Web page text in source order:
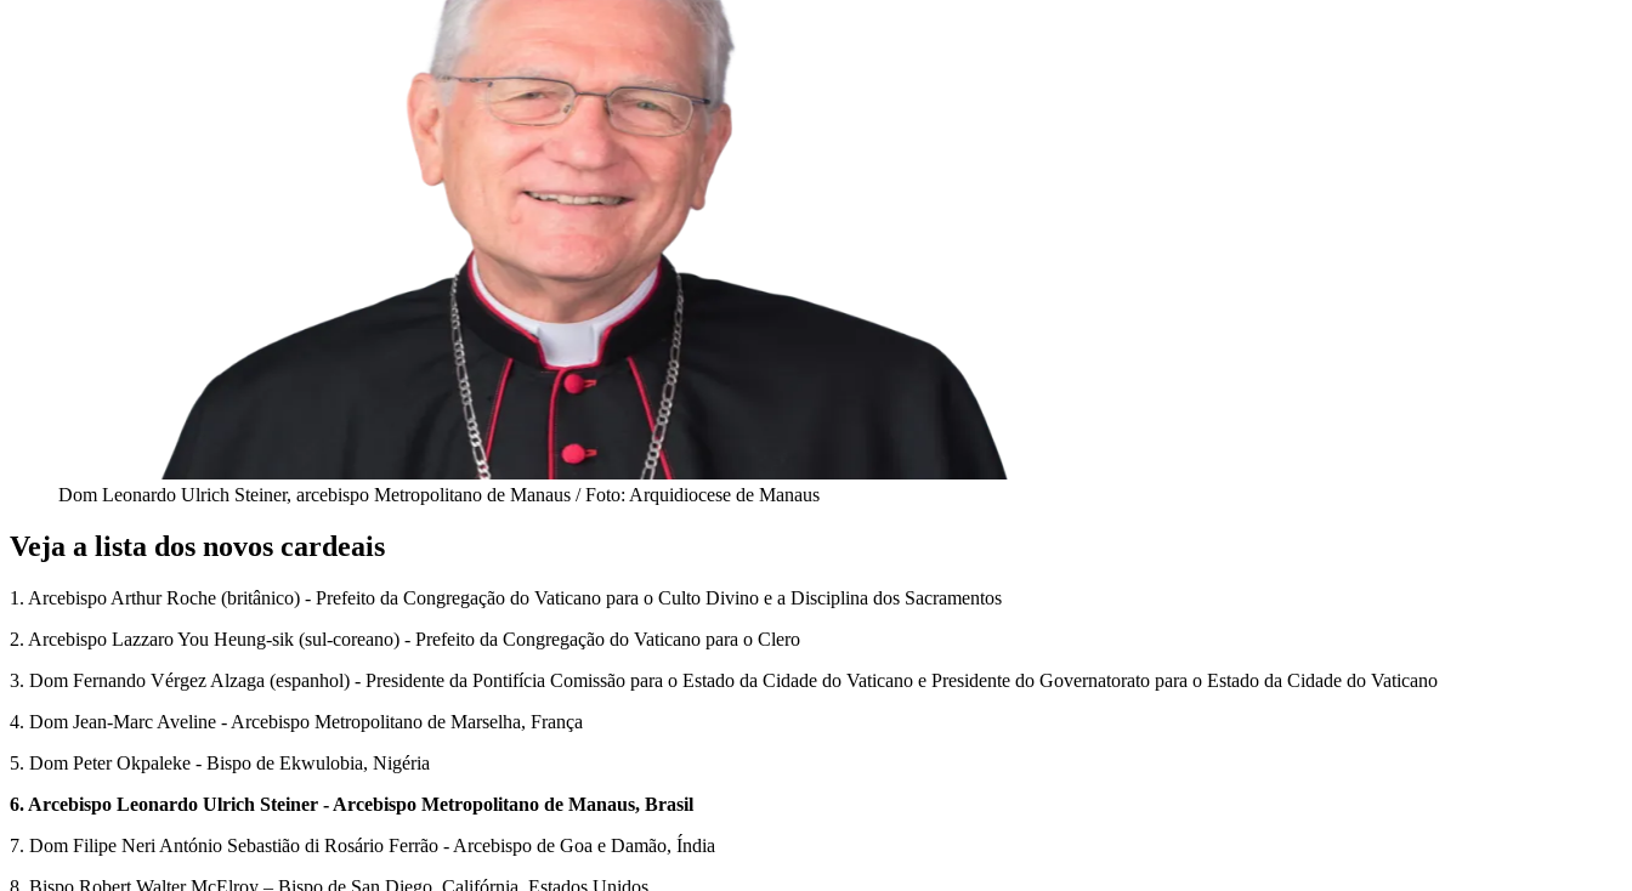
Dom Leonardo Ulrich Steiner, arcebispo Metropolitano de Manaus / Foto: Arquidiocese de Manaus
Veja a lista dos novos cardeais
1. Arcebispo Arthur Roche (britânico) - Prefeito da Congregação do Vaticano para o Culto Divino e a Disciplina dos Sacramentos
2. Arcebispo Lazzaro You Heung-sik (sul-coreano) - Prefeito da Congregação do Vaticano para o Clero
3. Dom Fernando Vérgez Alzaga (espanhol) - Presidente da Pontifícia Comissão para o Estado da Cidade do Vaticano e Presidente do Governatorato para o Estado da Cidade do Vaticano
4. Dom Jean-Marc Aveline - Arcebispo Metropolitano de Marselha, França
5. Dom Peter Okpaleke - Bispo de Ekwulobia, Nigéria
6. Arcebispo Leonardo Ulrich Steiner - Arcebispo Metropolitano de Manaus, Brasil
7. Dom Filipe Neri António Sebastião di Rosário Ferrão - Arcebispo de Goa e Damão, Índia